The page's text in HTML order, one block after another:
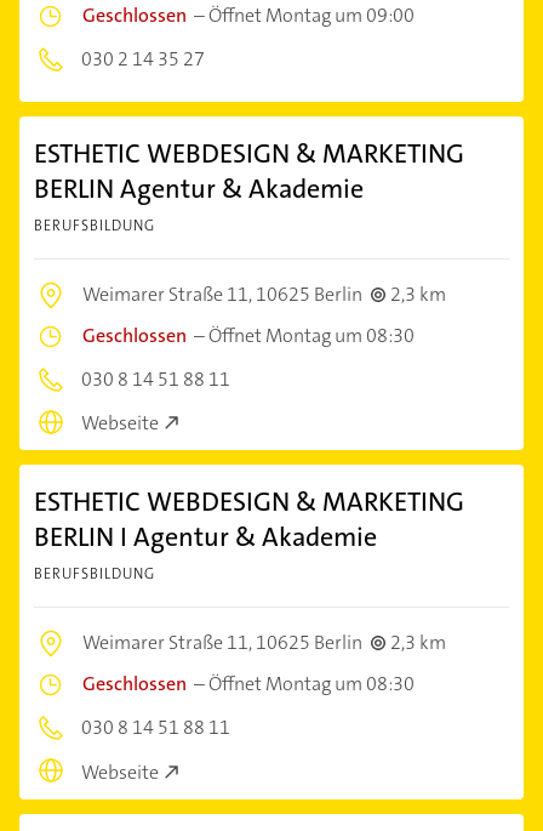
Geschlossen –Öffnet Montag um 09:00
030 2 14 35 27
ESTHETIC WEBDESIGN & MARKETING
BERLIN Agentur & Akademie
BERUFSBILDUNG
Weimarer Straße 11,10625 Berlin
2,3 km
Geschlossen –Öffnet Montag um 08:30
030 8 14 51 88 11
Webseite
ESTHETIC WEBDESIGN & MARKETING
BERLIN I Agentur & Akademie
BERUFSBILDUNG
Weimarer Straße 11,10625 Berlin
2,3 km
Geschlossen –Öffnet Montag um 08:30
030 8 14 51 88 11
Webseite